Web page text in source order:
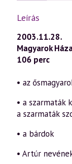
Leírás
2003.11.28.
Magyarok
106 perc
• az
• a szarmaták
a szarmaták
• a bárdok
• Artúr